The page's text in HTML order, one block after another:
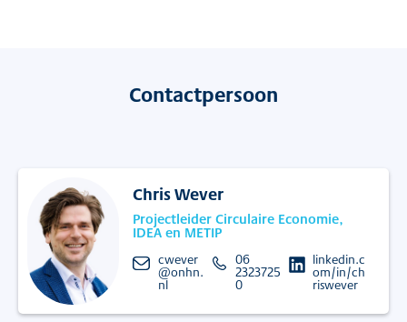
Contactpersoon
Chris Wever
Projectleider Circulaire Economie,
IDEA en METIP
cwever
@onhn.
nl
06
2323725
0
linkedin.c
om/in/ch
riswever